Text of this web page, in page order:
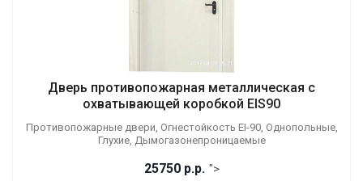
Дверь противопожарная металлическая с
охватывающей коробкой EIS90
Противопожарные двери, Огнестойкость EI-90, Однопольные,
Глухие, Дымогазонепроницаемые
25750 р.р. ">